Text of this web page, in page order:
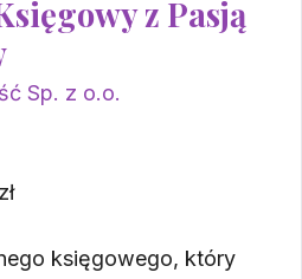
z Pasją
Sp. z o.o.
księgowego, który